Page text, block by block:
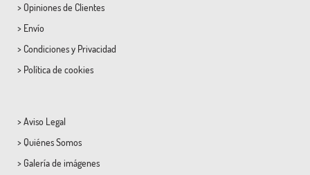
> Opiniones de Clientes
> Envío
> Condicionesy Privacidad
> Política de cookies
> Aviso Legal
> Quiénes Somos
> Galería de imágenes